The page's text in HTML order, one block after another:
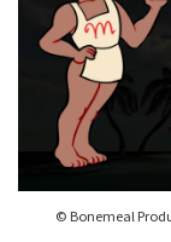
© Bonemeal